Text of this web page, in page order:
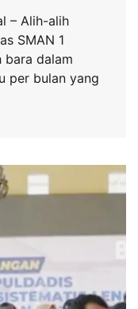
– Alih-alih
SMAN 1
bara dalam
per bulan yang